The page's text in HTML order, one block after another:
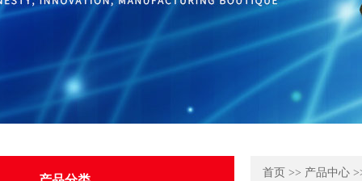
首页 >> 产品中心